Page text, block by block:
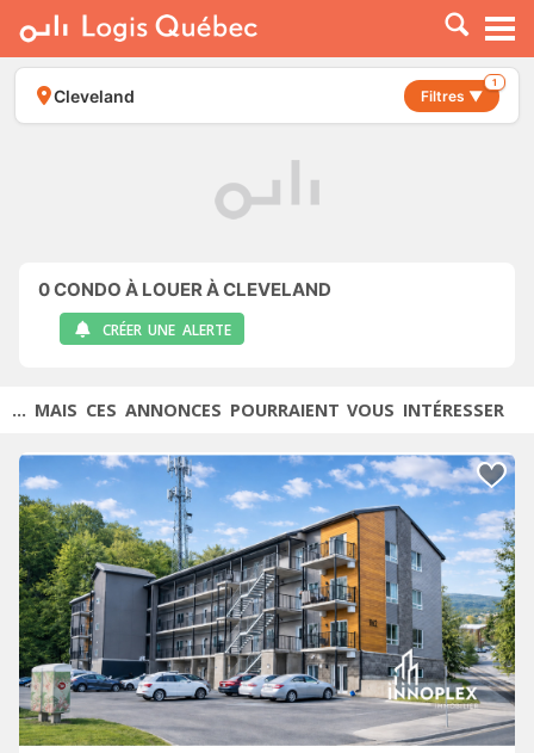
À LOUER
À VENDRE
PLACER UNE ANNONCE
Cleveland Filtres ▼
1
0CONDO À LOUER À CLEVELAND
CRÉER UNE ALERTE
... MAIS CES ANNONCES POURRAIENT VOUS INTÉRESSER